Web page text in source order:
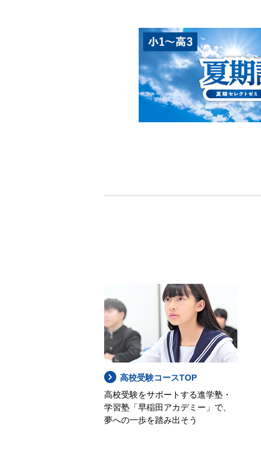
高校受験コースTOP
高校受験をサポートする進学塾・
学習塾「早稲田アカデミー」で、
夢への一歩を踏み出そう